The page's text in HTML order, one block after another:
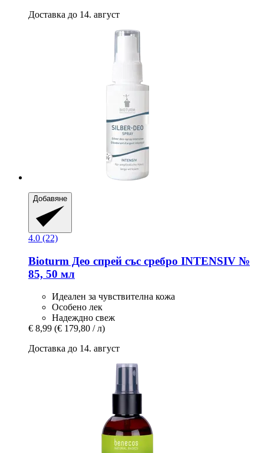
Доставка до 14. август
Добавяне
4.0 (22)
Bioturm Део спрей със сребро INTENSIV №
85, 50 мл
Идеален за чувствителна кожа
Особено лек
Надеждно свеж
€ 8,99 (€ 179,80 / л)
Доставка до 14. август